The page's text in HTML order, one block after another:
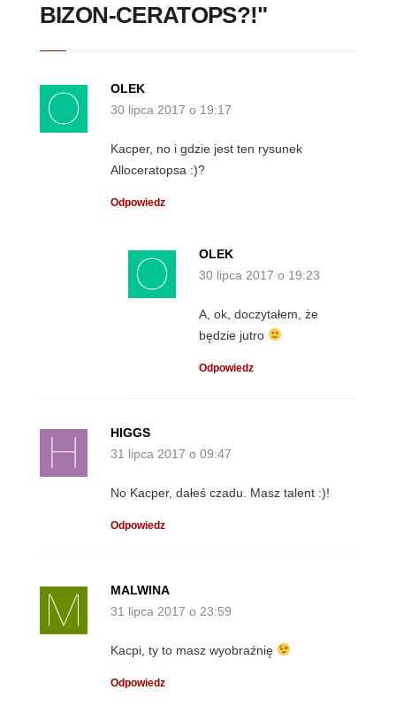
BIZON-CERATOPS?!"
OLEK
30 lipca 2017 o 19:17
Kacper, no i gdzie jest ten rysunek
Alloceratopsa :)?
Odpowiedz
OLEK
30 lipca 2017 o 19:23
A, ok, doczytałem, że
będzie jutro
Odpowiedz
HIGGS
31 lipca 2017 o 09:47
No Kacper, dałeś czadu. Masz talent :)!
Odpowiedz
MALWINA
31 lipca 2017 o 23:59
Kacpi, ty to masz wyobraźnię
Odpowiedz